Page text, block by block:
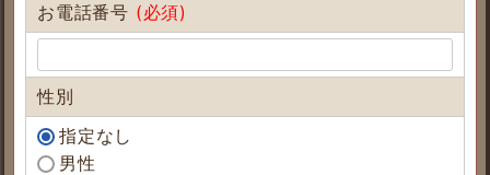
お電話番号 (必須)
性別
指定なし
男性